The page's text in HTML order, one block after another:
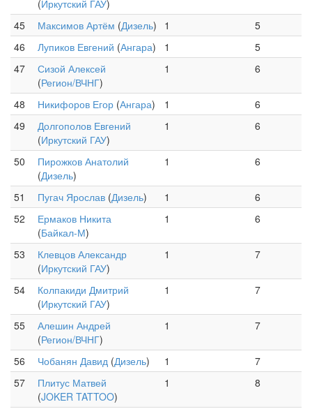
(Иркутский ГАУ)
45
Максимов Артём (Дизель) 1
5
46
Лупиков Евгений (Ангара) 1
5
47
Сизой Алексей
(Регион/ВЧНГ)
1 6
48 Никифоров Егор (Ангара) 1
6
49
Долгополов Евгений
(Иркутский ГАУ)
1 6
50
Пирожков Анатолий
(Дизель)
1 6
51 Пугач Ярослав (Дизель) 1
6
52
Ермаков Никита
(Байкал-М)
1 6
53
Клевцов Александр
(Иркутский ГАУ)
1 7
54
Колпакиди Дмитрий
(Иркутский ГАУ)
1 7
55
Алешин Андрей
(Регион/ВЧНГ)
1 7
56 Чобанян Давид (Дизель) 1
7
57
Плитус Матвей
(JOKER TATTOO)
1 8